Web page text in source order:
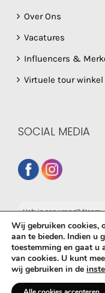
Over Ons
Vacatures
Influencers &
Virtuele tour winkel
SOCIAL MEDIA
© Copyright 2026 De
Woocommerce&
Heb je een vraag? Neem
dan gerust contact op
met onze whatsapp
service!
Wij gebruiken cookies,
aan te bieden. Indien u
toestemming en gaat u
van cookies. U kunt
wij gebruiken in de